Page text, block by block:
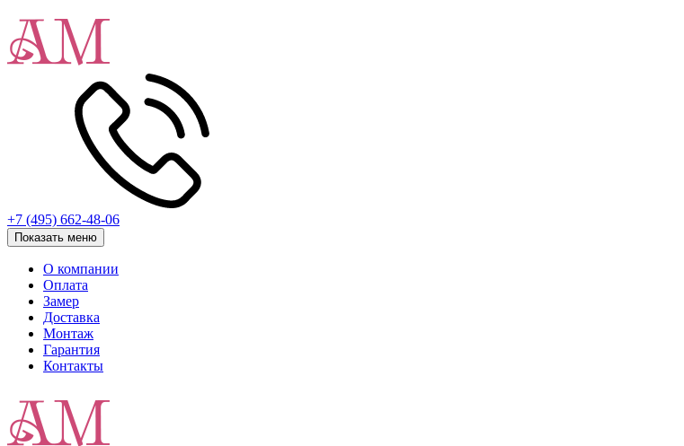
+7 (495) 662-48-06
Показать меню
О компании
Оплата
Замер
Доставка
Монтаж
Гарантия
Контакты